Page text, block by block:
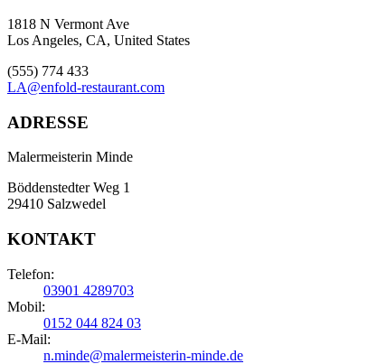
1818 N Vermont Ave
Los Angeles, CA, United States
(555) 774 433
LA@enfold-restaurant.com
ADRESSE
Malermeisterin Minde
Böddenstedter Weg 1
29410 Salzwedel
KONTAKT
Telefon:
03901 4289703
Mobil:
0152 044 824 03
E-Mail:
n.minde@malermeisterin-minde.de